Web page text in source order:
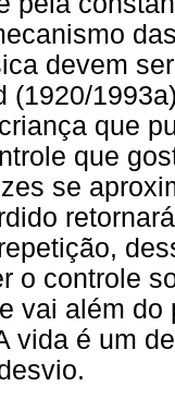
devem
(1920/
que
que
se
o controle
vai além
vida é um